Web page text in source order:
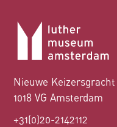
Nieuwe Keizersgracht
1018 VG Amsterdam
+31(0)20-2142112